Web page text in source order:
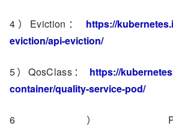
4）Eviction： https://
eviction/api-eviction/
5）QosClass： https://
container/quality-service-pod/
6）